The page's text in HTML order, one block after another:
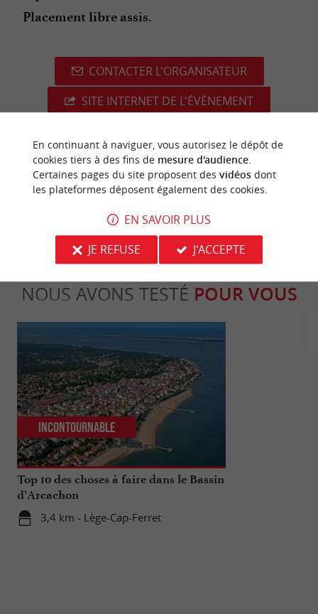
Placement libre assis.
CONTACTER L'ORGANISATEUR
SITE INTERNET DE L'ÉVÈNEMENT
dernière mise à jour :07/08/2025 à 04:51:35
NOUS AVONS TESTÉ POUR VOUS
Top 10 des choses à faire dans le Bassin
d’Arcachon
3,4 km - Lège-Cap-Ferret
Incontournable
En continuant à naviguer, vous autorisez le dépôt de
cookies tiers à des fins de mesure d'audience.
Certaines pages du site proposent des vidéosdont
les plateformes déposent également des cookies.
EN SAVOIR PLUS
JE REFUSE
J'ACCEPTE